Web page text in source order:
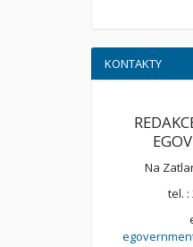
KONTAKTY
Na
tel. :